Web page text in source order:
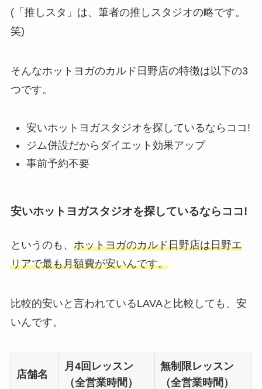
(「推しスタ」は、筆者の推しスタジオの略です。
笑)
そんなホットヨガのカルド日野店の特徴は以下の3
つです。
安いホットヨガスタジオを探しているならココ!
ジム併設だからダイエット効果アップ
事前予約不要
安いホットヨガスタジオを探しているならココ!
というのも、 ホットヨガのカルド日野店は日野エ
リアで最も月額費が安いんです。
比較的安いと言われているLAVAと比較しても、安
いんです。
店舗名
月4回レッスン
（全営業時間）
無制限レッスン
（全営業時間）